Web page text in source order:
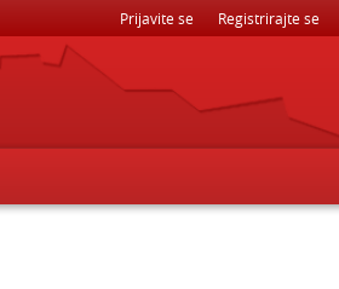
BREZPLAČNA DOSTAVA - PRI NAKUPU NAD 80€
Prijavite se Registrirajte se